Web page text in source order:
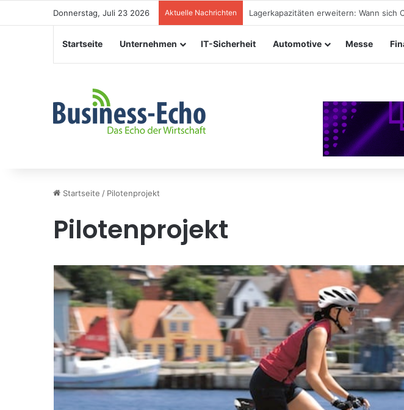
Donnerstag, Juli 23 2026 Aktuelle Nachrichten Veranstaltungssicherheit im
Startseite Unternehmen IT-Sicherheit Automotive Messe
Startseite / Pilotenprojekt
Pilotenprojekt